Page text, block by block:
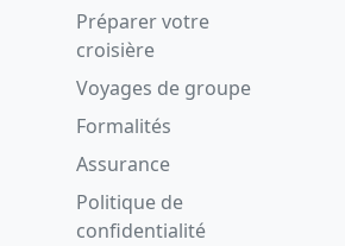
Préparer votre
croisière
Voyages de groupe
Formalités
Assurance
Politique de
confidentialité